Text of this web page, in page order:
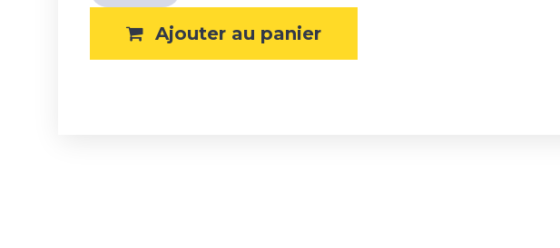
Ajouter au panier